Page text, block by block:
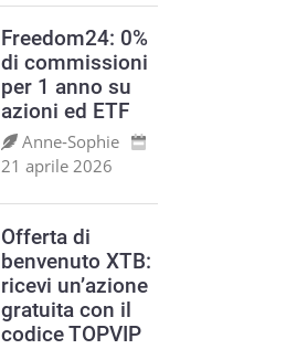
Freedom24: 0%
di commissioni
per 1 anno su
azioni ed ETF
Anne‑Sophie
21 aprile 2026
Offerta di
benvenuto XTB:
ricevi un’azione
gratuita con il
codice TOPVIP